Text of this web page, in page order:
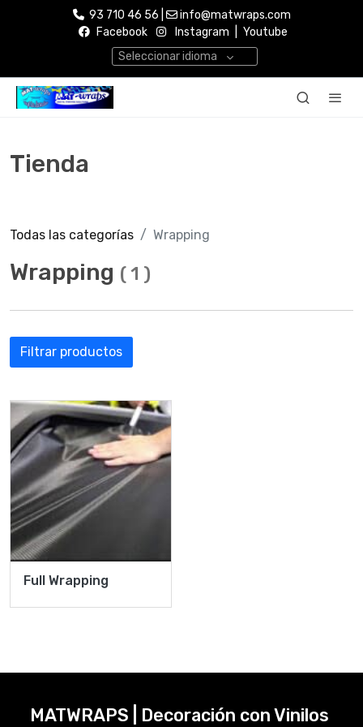
93 710 46 56 |
info@matwraps.com
Facebook
Instagram
Youtube
Seleccionar idioma
Tienda
Todas las categorías Wrapping
Wrapping (1 )
Filtrar productos
Full Wrapping
MATWRAPS | Decoración con Vinilos